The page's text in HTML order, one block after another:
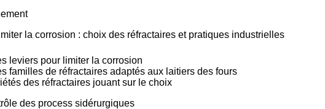
la corrosion : choix des réfractaires et pratiques industrielles
leviers pour limiter la corrosion
familles de réfractaires adaptés aux laitiers des fours
des réfractaires jouant sur le choix
des process sidérurgiques